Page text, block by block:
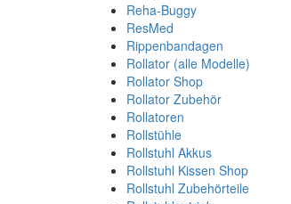
Reha-Buggy
ResMed
Rippenbandagen
Rollator (alle Modelle)
Rollator Shop
Rollator Zubehör
Rollatoren
Rollstühle
Rollstuhl Akkus
Rollstuhl Kissen Shop
Rollstuhl Zubehörteile